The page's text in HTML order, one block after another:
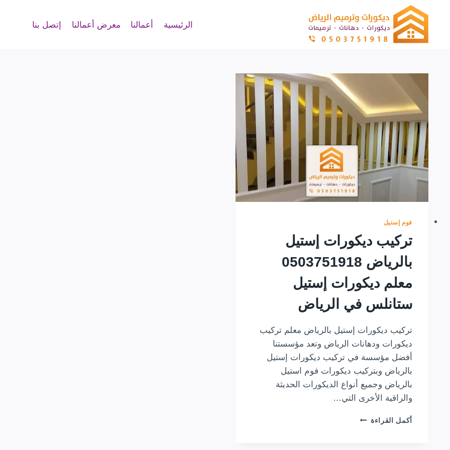
المحتوى
الرئيسية أعمالنا معرض أعمالنا إتصل بنا
فوم إستيل
تركيب ديكورات إستيل
بالرياض 0503751918
معلم ديكورات إستيل
ستانلس في الرياض
تركيب ديكورات إستيل بالرياض معلم تركيب
ديكورات ودهانات الرياض وتعد مؤسستنا
أفضل مؤسسة في تركيب ديكورات إستيل
بالرياض وبتركيب ديكورات فوم استيل
بالرياض وجميع أنواع الديكورات الحديثة
والراقية الأخرى التي…
أكمل القراءة تركيب